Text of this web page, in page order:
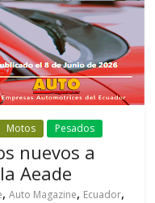
Motos Pesados
nuevos a
Aeade
,Auto Magazine, Ecuador,